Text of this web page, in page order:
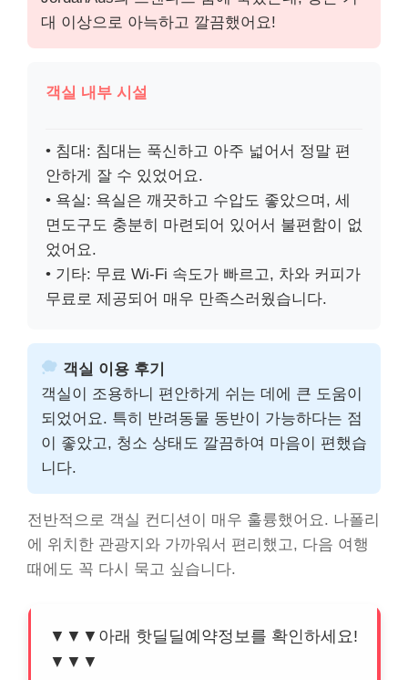
대 이상으로 아늑하고 깔끔했어요!
객실 내부 시설
• 침대: 침대는 푹신하고 아주 넓어서 정말 편
안하게 잘 수 있었어요.
• 욕실: 욕실은 깨끗하고 수압도 좋았으며, 세
면도구도 충분히 마련되어 있어서 불편함이 없
었어요.
• 기타: 무료 Wi-Fi 속도가 빠르고, 차와 커피가
무료로 제공되어 매우 만족스러웠습니다.
객실 이용 후기
객실이 조용하니 편안하게 쉬는 데에 큰 도움이
되었어요. 특히 반려동물 동반이 가능하다는 점
이 좋았고, 청소 상태도 깔끔하여 마음이 편했습
니다.
전반적으로 객실 컨디션이 매우 훌륭했어요. 나폴리
에 위치한 관광지와 가까워서 편리했고, 다음 여행
때에도 꼭 다시 묵고 싶습니다.
▼▼▼아래 핫딜딜예약정보를 확인하세요!
▼▼▼